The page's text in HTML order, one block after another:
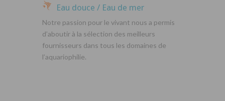
Eau douce / Eau de mer
Notre passion pour le vivant nous a permis
d’aboutir à la sélection des meilleurs
fournisseurs dans tous les domaines de
l’aquariophilie.